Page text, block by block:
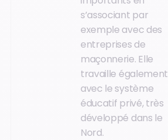
s’associant par
exemple avec des
entreprises de
maçonnerie. Elle
travaille également
avec le système
éducatif privé, très
développé dans le
Nord.